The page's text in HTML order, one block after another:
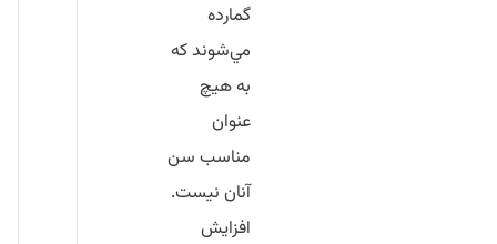
گمارده
مي‌شوند كه
به هيچ
عنوان
مناسب سن
آنان نيست.
افزايش